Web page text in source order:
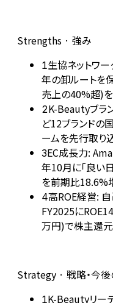
Strengths · 強み
1生協ネットワ
年の卸ルートを
売上の40%超)を
2K-Beautyブラ
ど12ブランドの
ームを先行取り
3EC成長力:
年10月に「良い
を前期比18.6%
4高ROE経営:
FY2025に
万円)で株主還元
Strategy · 戦略・今
1K-Beautyリー